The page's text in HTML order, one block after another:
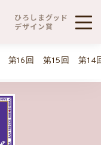
第16回 第15回 第14
ひろしまグッド
デザイン賞